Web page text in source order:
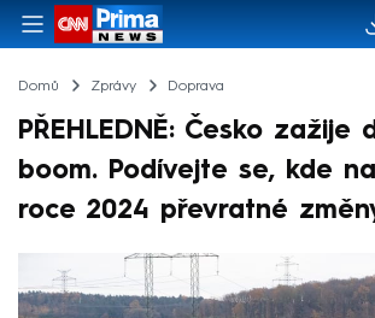
Domů Zprávy Doprava
PŘEHLEDNĚ: Česko zažije
boom. Podívejte se, kde
roce 2024 převratné